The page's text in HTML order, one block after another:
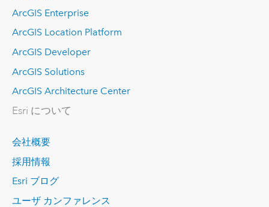
ArcGIS Enterprise
ArcGIS Location Platform
ArcGIS Developer
ArcGIS Solutions
ArcGIS Architecture Center
Esri について
会社概要
採用情報
Esri ブログ
ユーザ カンファレンス